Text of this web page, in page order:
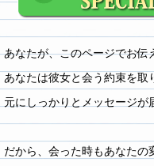
あなたが、このページでお伝
あなたは彼女と会う約束を
元にしっかりとメッセージが
だから、会った時もあなたの